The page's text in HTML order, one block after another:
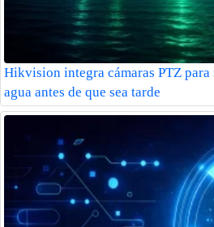
Hikvision integra cámaras PTZ
agua antes de que sea tarde